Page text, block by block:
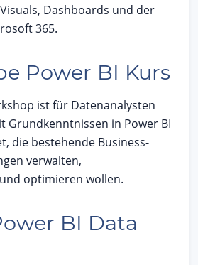
Dashboards und der
365.
Power BI Kurs
ist für Datenanalysten
Grundkenntnissen in Power BI
die bestehende Business-
verwalten,
optimieren wollen.
BI Data